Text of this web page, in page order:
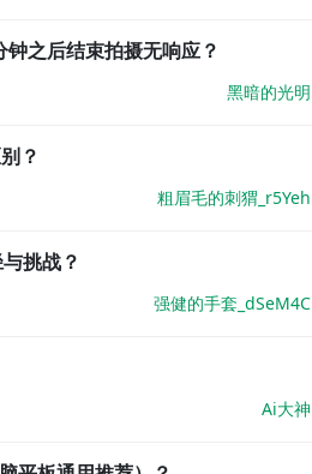
之后结束拍摄无响应？
黑暗的光明
？
粗眉毛的刺猬_r5Yeh
挑战？
强健的手套_dSeM4C
Ai大神